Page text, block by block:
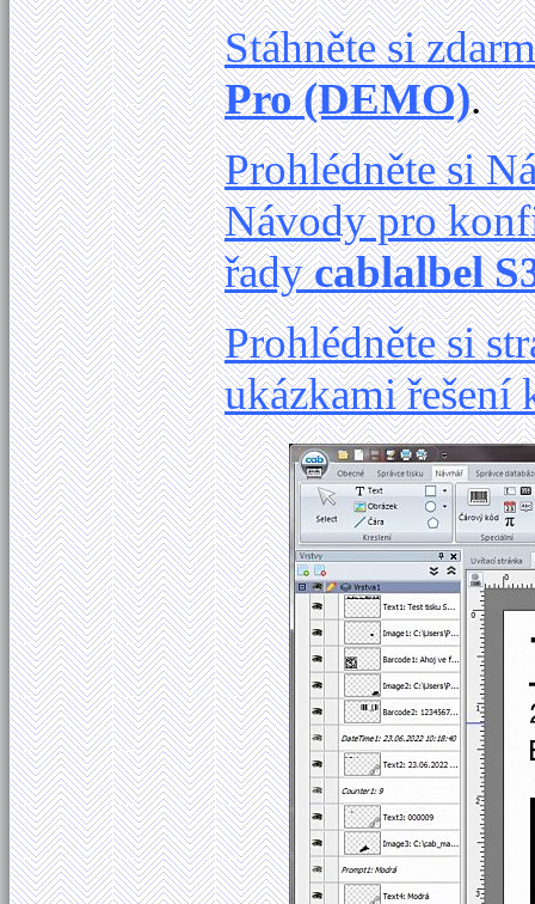
Stáhněte si
Pro (DEMO).
Prohlédněte si
Návody pro
řadycablalbel
Prohlédněte si
ukázkami řešení